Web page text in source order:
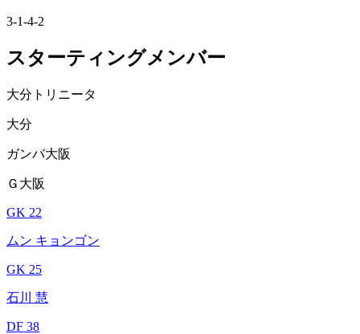
3-1-4-2
スターティングメンバー
大分トリニータ
大分
ガンバ大阪
Ｇ大阪
GK 22
ムン キョンゴン
GK 25
石川 慧
DF 38